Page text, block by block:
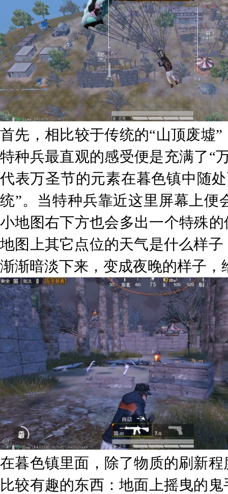
首先，相比较于传统的“山顶废墟
特种兵最直观的感受便是充满了“
代表万圣节的元素在暮色镇中随
统”。当特种兵靠近这里屏幕上便
小地图右下方也会多出一个特殊
地图上其它点位的天气是什么样
渐渐暗淡下来，变成夜晚的样子
在暮色镇里面，除了物质的刷新
比较有趣的东西：地面上摇曳的